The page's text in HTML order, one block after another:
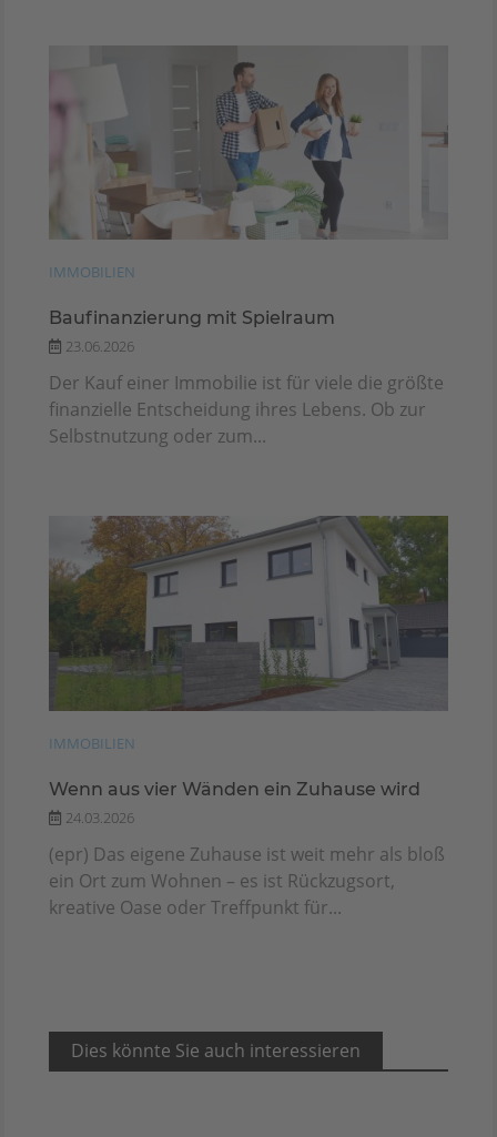
IMMOBILIEN
Baufinanzierung mit Spielraum
23.06.2026
Der Kauf einer Immobilie ist für viele die größte
finanzielle Entscheidung ihres Lebens. Ob zur
Selbstnutzung oder zum...
IMMOBILIEN
Wenn aus vier Wänden ein Zuhause wird
24.03.2026
(epr) Das eigene Zuhause ist weit mehr als bloß
ein Ort zum Wohnen – es ist Rückzugsort,
kreative Oase oder Treffpunkt für...
Dies könnte Sie auch interessieren